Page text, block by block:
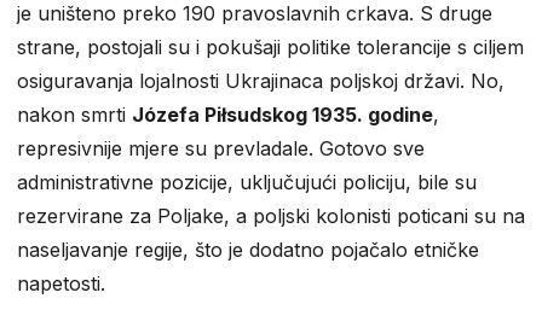
je uništeno preko 190 pravoslavnih crkava. S druge
strane, postojali su i pokušaji politike tolerancije s ciljem
osiguravanja lojalnosti Ukrajinaca poljskoj državi. No,
nakon smrti Józefa Piłsudskog 1935. godine,
represivnije mjere su prevladale. Gotovo sve
administrativne pozicije, uključujući policiju, bile su
rezervirane za Poljake, a poljski kolonisti poticani su na
naseljavanje regije, što je dodatno pojačalo etničke
napetosti.